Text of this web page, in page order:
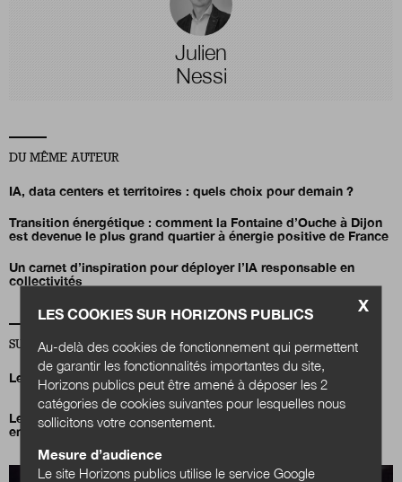
Julien
Nessi
DU MÊME AUTEUR
IA, data centers et territoires : quels choix pour demain ?
Transition énergétique : comment la Fontaine d’Ouche à Dijon
est devenue le plus grand quartier à énergie positive de France
Un carnet d’inspiration pour déployer l’IA responsable en
collectivités
SUR LA MÊME THÉMATIQUE ENVIRONNEMENT
Le Grand Annecy veut en finir avec le fioul
Le financement de la transformation écologique au cœur des
enjeux des collectivités territoriales
X
LES COOKIES SUR HORIZONS PUBLICS
Au-delà des cookies de fonctionnement qui permettent
de garantir les fonctionnalités importantes du site,
Horizons publics peut être amené à déposer les 2
catégories de cookies suivantes pour lesquelles nous
sollicitons votre consentement.
Mesure d’audience
Le site Horizons publics utilise le service Google